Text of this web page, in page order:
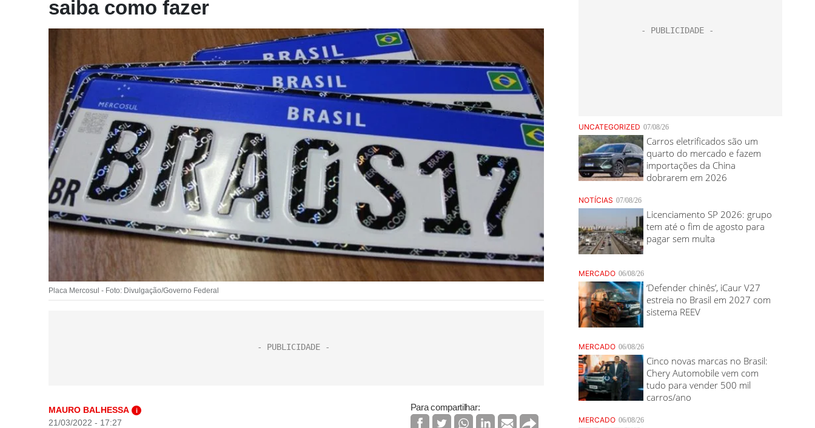
saiba como fazer
Placa Mercosul - Foto: Divulgação/Governo Federal
MAURO BALHESSA i
21/03/2022 - 17:27
Para compartilhar: